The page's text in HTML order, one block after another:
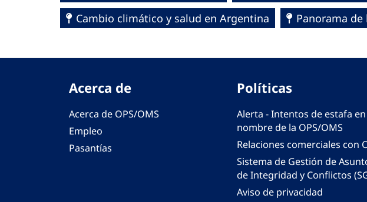
Cambio climático y salud en Argentina
Panorama
Acerca de
Acerca de OPS/OMS
Empleo
Pasantías
Políticas
Alerta - Intentos de estafa en
nombre de la OPS/OMS
Relaciones comerciales con
Sistema de Gestión de
de Integridad y Conflictos
Aviso de privacidad